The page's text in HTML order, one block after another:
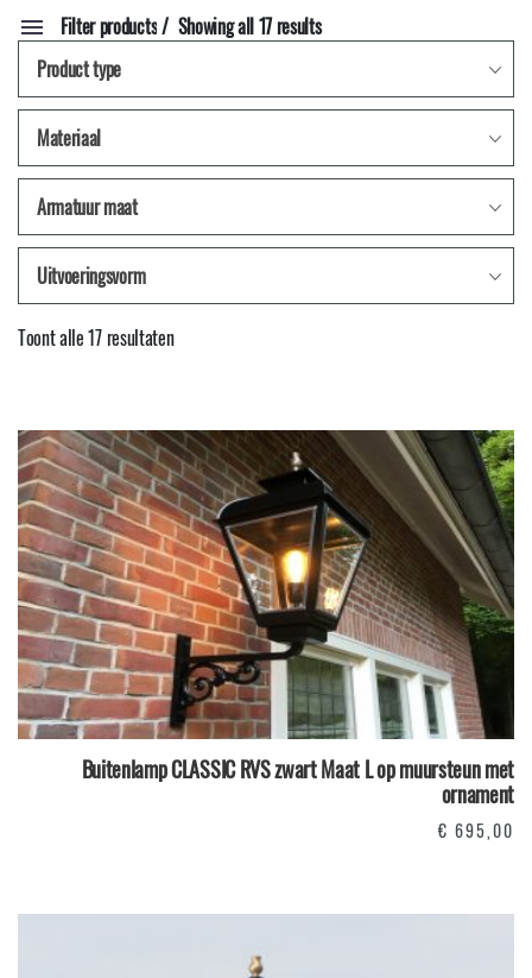
Filter products
Showing all 17 results
Product type
Materiaal
Armatuur maat
Uitvoeringsvorm
Toont alle 17 resultatenGesorteerd
Buitenlamp CLASSIC RVS zwart Maat L op muursteun met
ornament
€ 695,00